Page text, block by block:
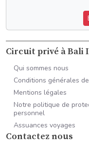
Circuit privé à Bali
Qui sommes nous
Conditions générales
Mentions légales
Notre politique de
personnel
Assuances voyages
Contactez nous